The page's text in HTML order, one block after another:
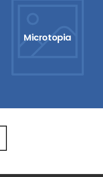
Microtopia